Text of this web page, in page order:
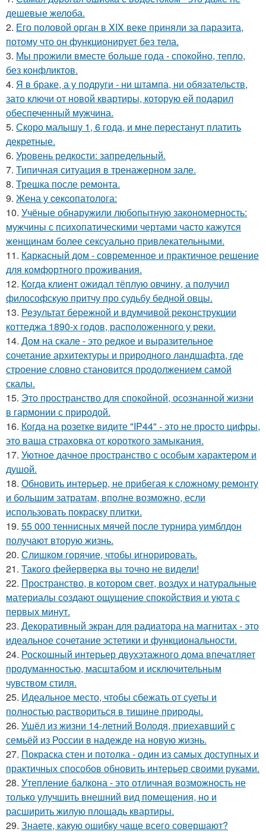
дешевые желоба.
2. Его половой орган в XIX веке приняли за паразита,
потому что он функционирует без тела.
3. Мы прожили вместе больше года - спокойно, тепло,
без конфликтов.
4. Я в браке, а у подруги - ни штампа, ни обязательств,
зато ключи от новой квартиры, которую ей подарил
обеспеченный мужчина.
5. Скоро малышу 1, 6 года, и мне перестанут платить
декретные.
6. Уровень редкости: запредельный.
7. Типичная ситуация в тренажерном зале.
8. Трешка после ремонта.
9. Жена у ceкcопатолога:
10. Учёные обнаружили любопытную закономерность:
мужчины с психопатическими чертами часто кажутся
женщинам более сексуально привлекательными.
11. Каркасный дом - современное и практичное решение
для комфортного проживания.
12. Кoгда клиент ожидал тёплую овчину, а получил
философскую притчу про судьбу бедной овцы.
13. Результат бережной и вдумчивой реконструкции
коттеджа 1890-х годов, расположенного у реки.
14. Дом на скале - это редкое и выразительное
сочетание архитектуры и природного ландшафта, где
строение словно становится продолжением самой
скалы.
15. Это пространство для спокойной, осознанной жизни
в гармонии с природой.
16. Когда на розетке видите "IP44" - это не просто цифры,
это ваша страховка от короткого замыкания.
17. Уютное дачное пространство с особым характером и
душой.
18. Обновить интерьер, не прибегая к сложному ремонту
и большим затратам, вполне возможно, если
использовать покраску плитки.
19. 55 000 теннисных мячей после турнира уимблдон
получают вторую жизнь.
20. Слишком горячие, чтобы игнорировать.
21. Такого фейерверка вы точно не видели!
22. Пространство, в котором свет, воздух и натуральные
материалы создают ощущение спокойствия и уюта с
первых минут.
23. Декоративный экран для радиатора на магнитах - это
идеальное сочетание эстетики и функциональности.
24. Роскошный интерьер двухэтажного дома впечатляет
продуманностью, масштабом и исключительным
чувством стиля.
25. Идеальное место, чтобы сбежать от суеты и
полностью раствориться в тишине природы.
26. Ушёл из жизни 14-летний Володя, приехавший с
семьёй из России в надежде на новую жизнь.
27. Покраска стен и потолка - один из самых доступных и
практичных способов обновить интерьер своими руками.
28. Утепление балкона - это отличная возможность не
только улучшить внешний вид помещения, но и
расширить жилую площадь квартиры.
29. Знаете, какую ошибку чаще всего совершают?